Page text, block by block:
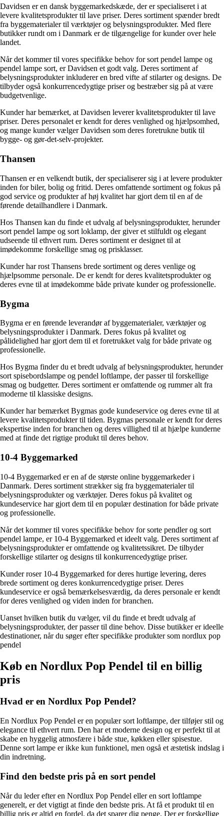
Davidsen er en dansk byggemarkedskæde, der er specialiseret i at
levere kvalitetsprodukter til lave priser. Deres sortiment spænder bredt
fra byggematerialer til værktøjer og belysningsprodukter. Med flere
butikker rundt om i Danmark er de tilgængelige for kunder over hele
landet.
Når det kommer til vores specifikke behov for sort pendel lampe og
pendel lampe sort, er Davidsen et godt valg. Deres sortiment af
belysningsprodukter inkluderer en bred vifte af stilarter og designs. De
tilbyder også konkurrencedygtige priser og bestræber sig på at være
budgetvenlige.
Kunder har bemærket, at Davidsen leverer kvalitetsprodukter til lave
priser. Deres personalet er kendt for deres venlighed og hjælpsomhed,
og mange kunder vælger Davidsen som deres foretrukne butik til
bygge- og gør-det-selv-projekter.
Thansen
Thansen er en velkendt butik, der specialiserer sig i at levere produkter
inden for biler, bolig og fritid. Deres omfattende sortiment og fokus på
god service og produkter af høj kvalitet har gjort dem til en af de
førende detailhandlere i Danmark.
Hos Thansen kan du finde et udvalg af belysningsprodukter, herunder
sort pendel lampe og sort loklamp, der giver et stilfuldt og elegant
udseende til ethvert rum. Deres sortiment er designet til at
imødekomme forskellige smag og prisklasser.
Kunder har rost Thansens brede sortiment og deres venlige og
hjælpsomme personale. De er kendt for deres kvalitetsprodukter og
deres evne til at imødekomme både private kunder og professionelle.
Bygma
Bygma er en førende leverandør af byggematerialer, værktøjer og
belysningsprodukter i Danmark. Deres fokus på kvalitet og
pålidelighed har gjort dem til et foretrukket valg for både private og
professionelle.
Hos Bygma finder du et bredt udvalg af belysningsprodukter, herunder
sort spisebordslampe og pendel loftlampe, der passer til forskellige
smag og budgetter. Deres sortiment er omfattende og rummer alt fra
moderne til klassiske designs.
Kunder har bemærket Bygmas gode kundeservice og deres evne til at
levere kvalitetsprodukter til tiden. Bygmas personale er kendt for deres
ekspertise inden for branchen og deres villighed til at hjælpe kunderne
med at finde det rigtige produkt til deres behov.
10-4 Byggemarked
10-4 Byggemarked er en af de største online byggemarkeder i
Danmark. Deres sortiment strækker sig fra byggematerialer til
belysningsprodukter og værktøjer. Deres fokus på kvalitet og
kundeservice har gjort dem til en populær destination for både private
og professionelle.
Når det kommer til vores specifikke behov for sorte pendler og sort
pendel lampe, er 10-4 Byggemarked et ideelt valg. Deres sortiment af
belysningsprodukter er omfattende og kvalitetssikret. De tilbyder
forskellige stilarter og designs til konkurrencedygtige priser.
Kunder roser 10-4 Byggemarked for deres hurtige levering, deres
brede sortiment og deres konkurrencedygtige priser. Deres
kundeservice er også bemærkelsesværdig, da deres personale er kendt
for deres venlighed og viden inden for branchen.
Uanset hvilken butik du vælger, vil du finde et bredt udvalg af
belysningsprodukter, der passer til dine behov. Disse butikker er ideelle
destinationer, når du søger efter specifikke produkter som nordlux pop
pendel
Køb en Nordlux Pop Pendel til en billig
pris
Hvad er en Nordlux Pop Pendel?
En Nordlux Pop Pendel er en populær sort loftlampe, der tilføjer stil og
elegance til ethvert rum. Den har et moderne design og er perfekt til at
skabe en hyggelig atmosfære i både stue, køkken eller spisestue.
Denne sort lampe er ikke kun funktionel, men også et æstetisk indslag i
din indretning.
Find den bedste pris på en sort pendel
Når du leder efter en Nordlux Pop Pendel eller en sort loftlampe
generelt, er det vigtigt at finde den bedste pris. At få et produkt til en
billig pris er altid en fordel, da det sparer dig penge. Der er forskellige